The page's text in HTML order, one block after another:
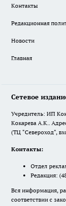
Контакты
Редакционная
Новости
Главная
Сетевое
Учредитель: ИП
Кокарева А.К..
(ТЦ "Североход",
Контакты:
Отдел
Редакция:
Вся информация,
соответствии с